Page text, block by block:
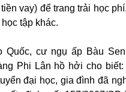
vay) để trang trải học
học tập khác.
Quốc, cư ngụ ấp Bàu
Phi Lân hồ hởi cho biết:
đại học, gia đình đã